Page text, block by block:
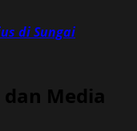
di Sungai
Media